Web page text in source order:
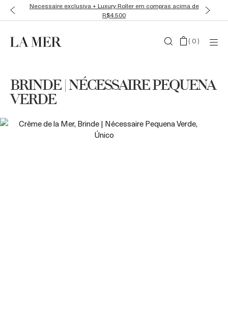
Necessaire exclusiva + Luxury Roller em compras acima de
R$4.500
(0)
BRINDE | NÉCESSAIRE PEQUENA
VERDE